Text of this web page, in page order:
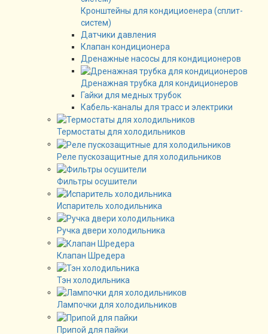
Кронштейны для кондициоенера (сплит-
систем)
Датчики давления
Клапан кондиционера
Дренажные насосы для кондиционеров
Дренажная трубка для кондиционеров
Гайки для медных трубок
Кабель-каналы для трасс и электрики
Термостаты для холодильников
Реле пускозащитные для холодильников
Фильтры осушители
Испаритель холодильника
Ручка двери холодильника
Клапан Шредера
Тэн холодильника
Лампочки для холодильников
Припой для пайки